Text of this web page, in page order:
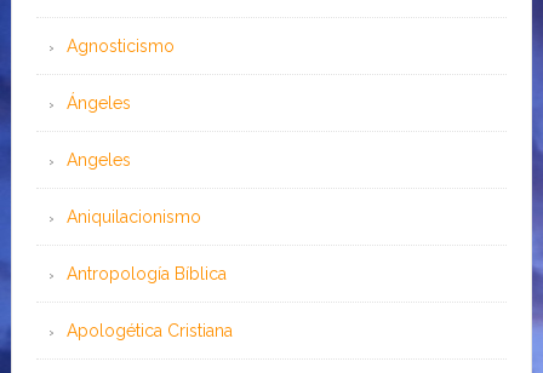
Agnosticismo
Ángeles
Angeles
Aniquilacionismo
Antropología Bíblica
Apologética Cristiana